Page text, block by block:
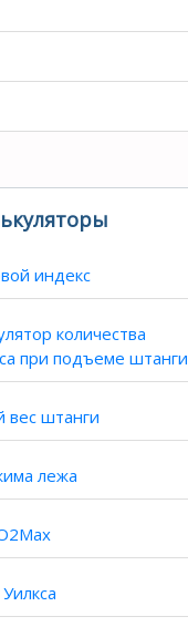
индекс
количества
при подъеме штанги
вес штанги
лежа